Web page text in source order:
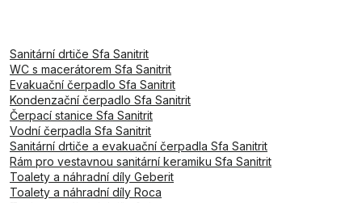
Sanitární drtiče Sfa Sanitrit
WC s macerátorem Sfa Sanitrit
Evakuační čerpadlo Sfa Sanitrit
Kondenzační čerpadlo Sfa Sanitrit
Čerpací stanice Sfa Sanitrit
Vodní čerpadla Sfa Sanitrit
Sanitární drtiče a evakuační čerpadla Sfa Sanitrit
Rám pro vestavnou sanitární keramiku Sfa Sanitrit
Toalety a náhradní díly Geberit
Toalety a náhradní díly Roca